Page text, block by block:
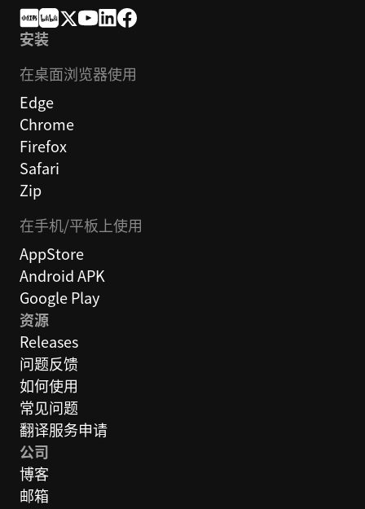
安装
在桌面浏览器使用
Edge
Chrome
Firefox
Safari
Zip
在手机/平板上使用
AppStore
Android APK
Google Play
资源
Releases
问题反馈
如何使用
常见问题
翻译服务申请
公司
博客
邮箱